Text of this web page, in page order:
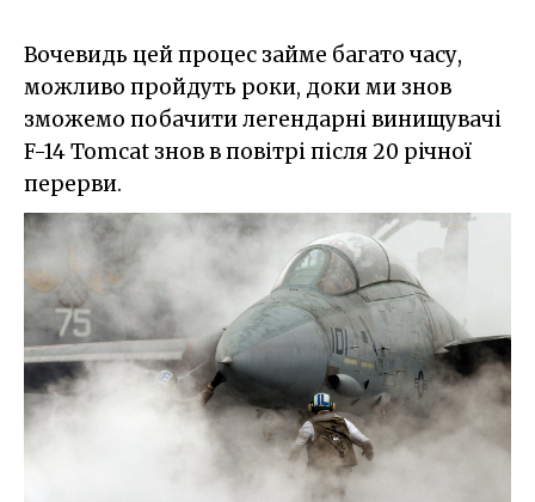
Вочевидь цей процес займе багато часу,
можливо пройдуть роки, доки ми знов
зможемо побачити легендарні винищувачі
F-14 Tomcat знов в повітрі після 20 річної
перерви.